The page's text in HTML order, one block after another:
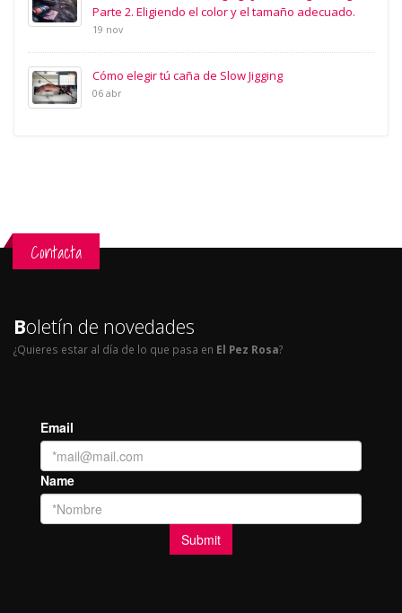
Parte 2. Eligiendo el color y el tamaño adecuado.
19 nov
Cómo elegir tú caña de Slow Jigging
06 abr
Contacta
Boletín de novedades
¿Quieres estar al día de lo que pasa en El Pez Rosa?